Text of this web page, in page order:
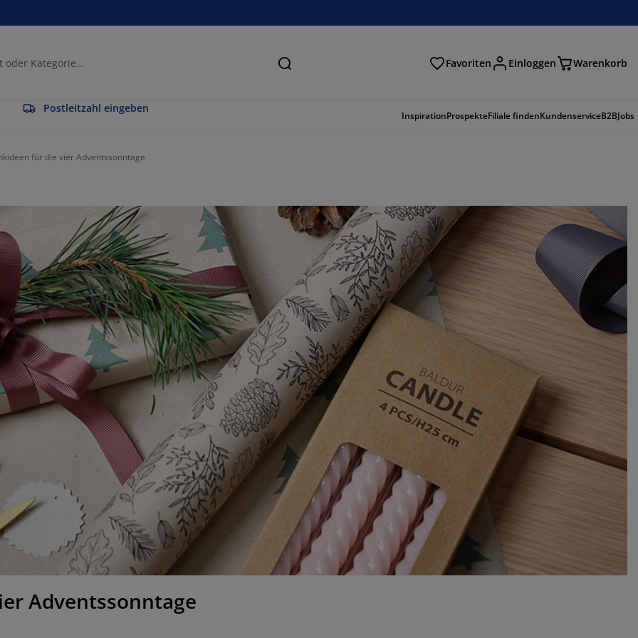
Suchen Favoriten Einloggen Warenkorb
Postleitzahl eingeben
InspirationProspekteFiliale findenKundenserviceB2BJobs
für die vier Adventssonntage
Adventssonntage